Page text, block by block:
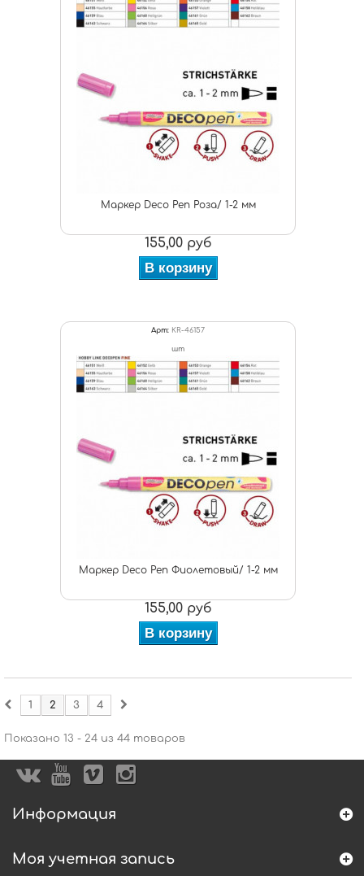
Маркер Deco Pen Роза/ 1-2 мм
155,00 руб
В корзину
Арт: KR-46157
шт
Маркер Deco Pen Фиолетовый/ 1-2 мм
155,00 руб
В корзину
1 2 3 4
Показано 13 - 24 из 44 товаров
Информация
Моя учетная запись